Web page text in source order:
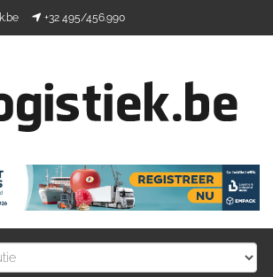
+32 495/456.990